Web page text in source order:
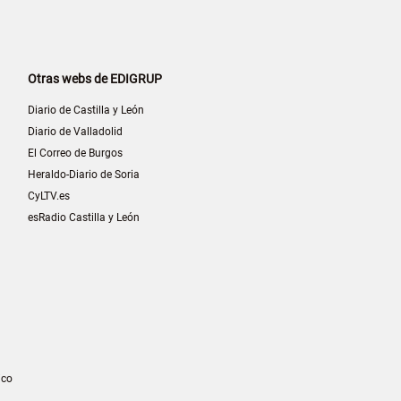
Otras webs de EDIGRUP
Diario de Castilla y León
Diario de Valladolid
El Correo de Burgos
Heraldo-Diario de Soria
CyLTV.es
esRadio Castilla y León